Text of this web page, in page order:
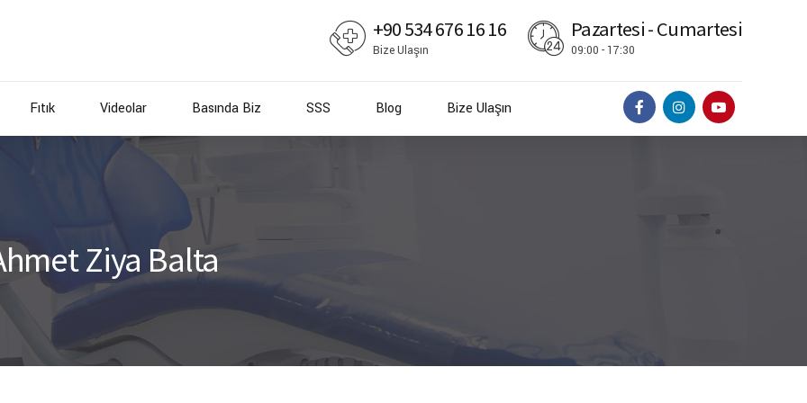
+90 534 676 16 16
Bize Ulaşın
Pazartesi - Cumartesi
09:00 - 17:30
Fıtık Videolar Basında Biz SSS Blog Bize Ulaşın
Ziya Balta